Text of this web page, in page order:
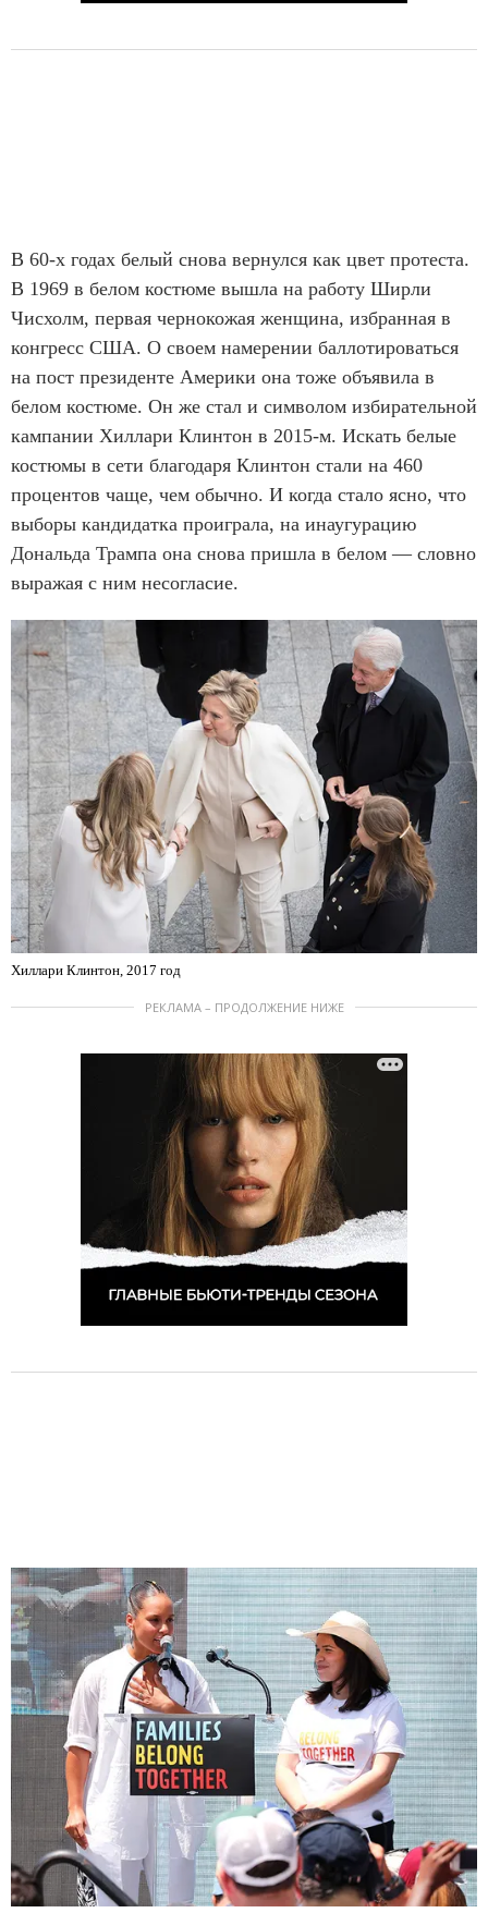
В 60-х годах белый снова вернулся как цвет протеста.
В 1969 в белом костюме вышла на работу Ширли
Чисхолм, первая чернокожая женщина, избранная в
конгресс США. О своем намерении баллотироваться
на пост президенте Америки она тоже объявила в
белом костюме. Он же стал и символом избирательной
кампании Хиллари Клинтон в 2015-м. Искать белые
костюмы в сети благодаря Клинтон стали на 460
процентов чаще, чем обычно. И когда стало ясно, что
выборы кандидатка проиграла, на инаугурацию
Дональда Трампа она снова пришла в белом — словно
выражая с ним несогласие.
Хиллари Клинтон, 2017 год
РЕКЛАМА – ПРОДОЛЖЕНИЕ НИЖЕ